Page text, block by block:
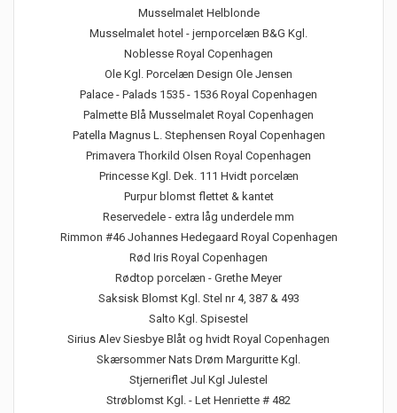
Musselmalet Helblonde
Musselmalet hotel - jernporcelæn B&G Kgl.
Noblesse Royal Copenhagen
Ole Kgl. Porcelæn Design Ole Jensen
Palace - Palads 1535 - 1536 Royal Copenhagen
Palmette Blå Musselmalet Royal Copenhagen
Patella Magnus L. Stephensen Royal Copenhagen
Primavera Thorkild Olsen Royal Copenhagen
Princesse Kgl. Dek. 111 Hvidt porcelæn
Purpur blomst flettet & kantet
Reservedele - extra låg underdele mm
Rimmon #46 Johannes Hedegaard Royal Copenhagen
Rød Iris Royal Copenhagen
Rødtop porcelæn - Grethe Meyer
Saksisk Blomst Kgl. Stel nr 4, 387 & 493
Salto Kgl. Spisestel
Sirius Alev Siesbye Blåt og hvidt Royal Copenhagen
Skærsommer Nats Drøm Marguritte Kgl.
Stjerneriflet Jul Kgl Julestel
Strøblomst Kgl. - Let Henriette # 482